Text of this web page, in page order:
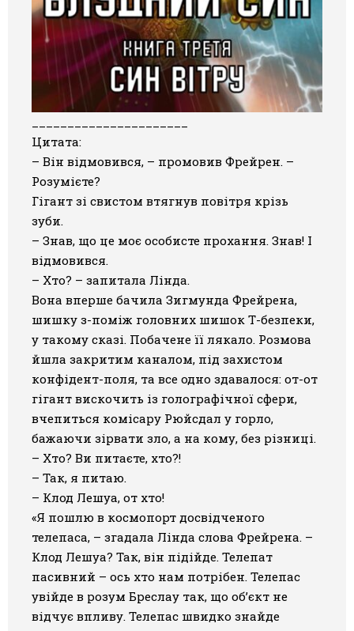
Цитата:
– Він відмовився, – промовив Фрейрен. –
Розумієте?
Гігант зі свистом втягнув повітря крізь
зуби.
– Знав, що це моє особисте прохання. Знав! І
відмовився.
– Хто? – запитала Лінда.
Вона вперше бачила Зигмунда Фрейрена,
шишку з-поміж головних шишок Т-безпеки,
у такому сказі. Побачене її лякало. Розмова
йшла закритим каналом, під захистом
конфідент-поля, та все одно здавалося: от-от
гігант вискочить із голографічної сфери,
вчепиться комісару Рюйсдал у горло,
бажаючи зірвати зло, а на кому, без різниці.
– Хто? Ви питаєте, хто?!
– Так, я питаю.
– Клод Лешуа, от хто!
«Я пошлю в космопорт досвідченого
телепаса, – згадала Лінда слова Фрейрена. –
Клод Лешуа? Так, він підійде. Телепат
пасивний – ось хто нам потрібен. Телепас
увійде в розум Бреслау так, що об’єкт не
відчує впливу. Телепас швидко знайде